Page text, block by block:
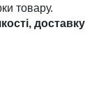
товару.
доставку